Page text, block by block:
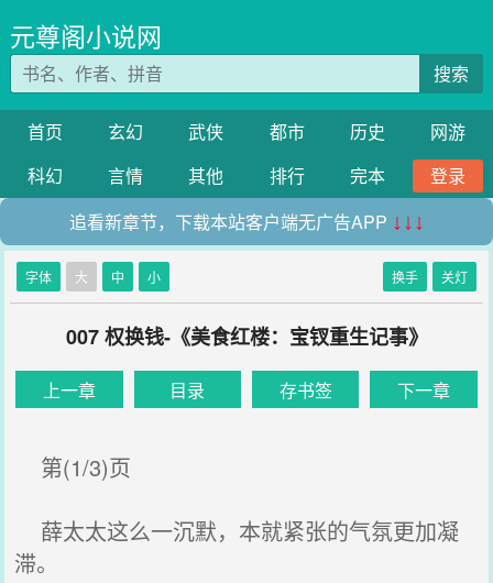
元尊阁小说网
搜索
首页 玄幻 武侠 都市 历史
网游
科幻
言情 其他 排行 完本
登录
追看新章节，下载本站客户端无广告APP ↓↓↓
字体 大 中 小 换手 关灯
007 权换钱-《美食红楼：宝钗重生记事》
上一章 目录 存书签 下一章
第(1/3)页
薛太太这么一沉默，本就紧张的气氛更加凝
滞。